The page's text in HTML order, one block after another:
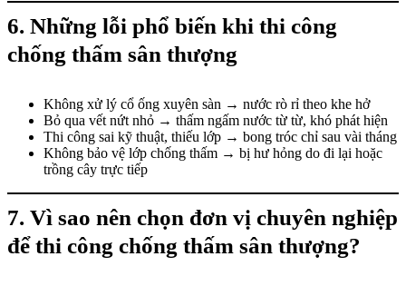
6. Những lỗi phổ biến khi thi công
chống thấm sân thượng
Không xử lý cổ ống xuyên sàn → nước rò rỉ theo khe hở
Bỏ qua vết nứt nhỏ → thấm ngấm nước từ từ, khó phát hiện
Thi công sai kỹ thuật, thiếu lớp → bong tróc chỉ sau vài tháng
Không bảo vệ lớp chống thấm → bị hư hỏng do đi lại hoặc
trồng cây trực tiếp
7. Vì sao nên chọn đơn vị chuyên nghiệp
để thi công chống thấm sân thượng?